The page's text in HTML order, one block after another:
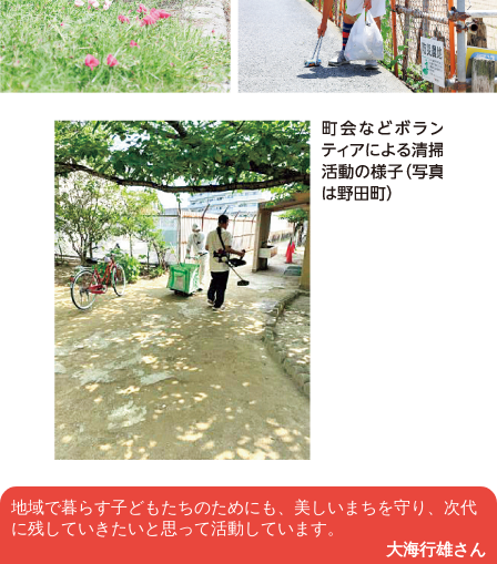
地域で暮らす子どもたちのためにも、美しいまちを守り、次代
に残していきたいと思って活動しています。
大海行雄さん